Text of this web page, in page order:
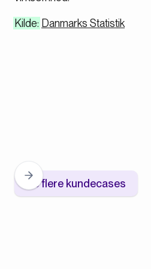
Kilde: Danmarks Statistik
Se flere kundecases